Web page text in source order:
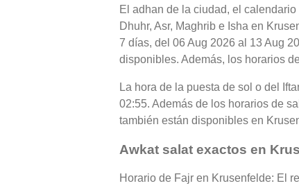
El adhan de la ciudad, el
Dhuhr, Asr, Maghrib e Isha en
7 días, del 06 Aug 2026 al 13 Aug
disponibles. Además, los horarios
La hora de la puesta de sol o del
02:55. Además de los horarios de
también están disponibles en
Awkat salat exactos en
Horario de Fajr en Krusenfelde: El